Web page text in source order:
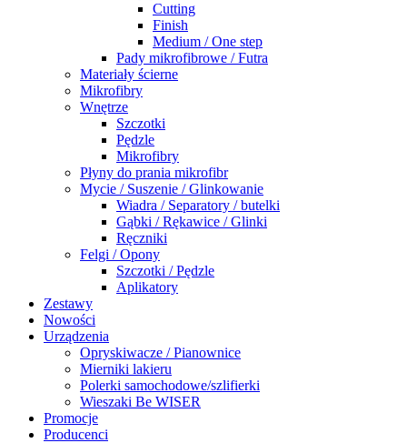
Cutting
Finish
Medium / One step
Pady mikrofibrowe / Futra
Materiały ścierne
Mikrofibry
Wnętrze
Szczotki
Pędzle
Mikrofibry
Płyny do prania mikrofibr
Mycie / Suszenie / Glinkowanie
Wiadra / Separatory / butelki
Gąbki / Rękawice / Glinki
Ręczniki
Felgi / Opony
Szczotki / Pędzle
Aplikatory
Zestawy
Nowości
Urządzenia
Opryskiwacze / Pianownice
Mierniki lakieru
Polerki samochodowe/szlifierki
Wieszaki Be WISER
Promocje
Producenci